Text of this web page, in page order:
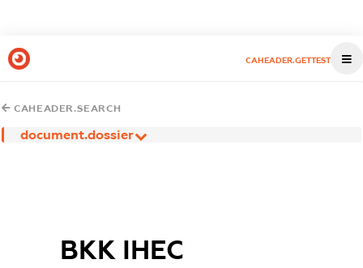
CAHEADER.GETTEST
CAHEADER.SEARCH
document.dossier
ВКК ІНЕС